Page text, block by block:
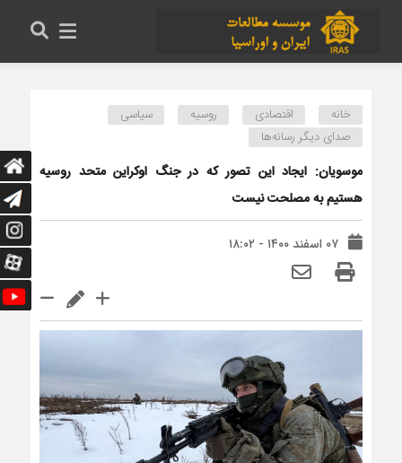
خانه اقتصادی روسیه
سیاسی
صدای دیگر رسانه‌ها
موسویان: ایجاد این تصور که در جنگ اوکراین متحد روسیه
هستیم به مصلحت نیست
۰۷ اسفند ۱۴۰۰ - ۱۸:۰۲